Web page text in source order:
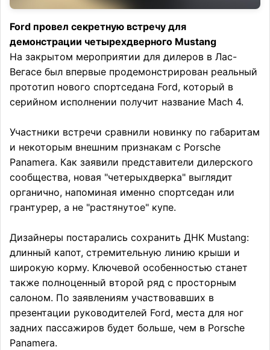
Ford провел секретную встречу для
демонстрации четырехдверного Mustang
На закрытом мероприятии для дилеров в Лас-
Вегасе был впервые продемонстрирован реальный
прототип нового спортседана Ford, который в
серийном исполнении получит название Mach 4.
Участники встречи сравнили новинку по габаритам
и некоторым внешним признакам с Porsche
Panamera. Как заявили представители дилерского
сообщества, новая "четерыхдверка" выглядит
органично, напоминая именно спортседан или
грантурер, а не "растянутое" купе.
Дизайнеры постарались сохранить ДНК Mustang:
длинный капот, стремительную линию крыши и
широкую корму. Ключевой особенностью станет
также полноценный второй ряд с просторным
салоном. По заявлениям участвовавших в
презентации руководителей Ford, места для ног
задних пассажиров будет больше, чем в Porsche
Panamera.